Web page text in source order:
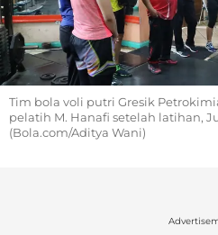
Tim bola voli putri Gresik
pelatih M. Hanafi setelah latihan,
(Bola.com/Aditya Wani)